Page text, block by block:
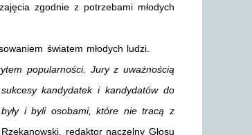
zgodnie z potrzebami młodych
światem młodych ludzi.
popularności. Jury z uważnością
kandydateki kandydatów do
i byli osobami, które nie tracą z
redaktor naczelny Głosu